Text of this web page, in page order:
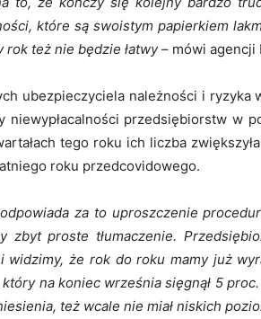
które są swoistym papierkiem
rok też nie będzie łatwy– mówi agencji
ubezpieczyciela należności i
niewypłacalności przedsiębiorstw w
tego roku ich liczba
roku przedcovidowego.
za to uproszczenie
zbyt proste tłumaczenie.
widzimy, że rok do roku mamy już
na koniec września sięgnął 5
też wcale nie miał niskich